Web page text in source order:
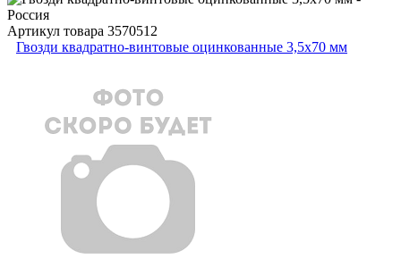
Артикул товара 3570512
Гвозди квадратно-винтовые оцинкованные 3,5x70 мм